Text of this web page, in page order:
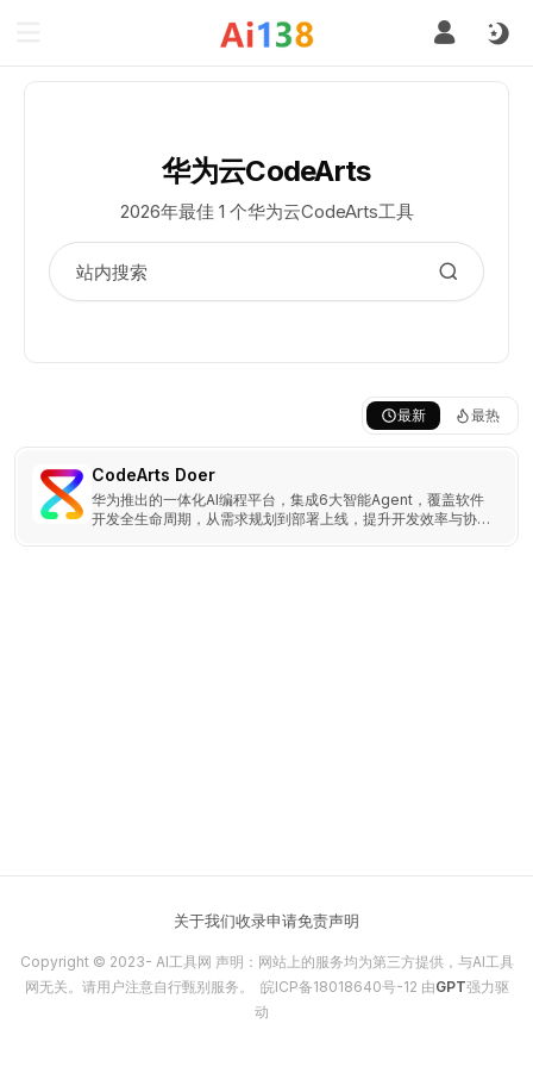
华为云CodeArts
2026年最佳 1 个华为云CodeArts工具
最新 最热
CodeArts Doer
华为推出的一体化AI编程平台，集成6大智能Agent，覆盖软件
开发全生命周期，从需求规划到部署上线，提升开发效率与协作
关于我们收录申请免责声明
Copyright © 2023- AI工具网 声明：网站上的服务均为第三方提供，与AI工具
网无关。请用户注意自行甄别服务。 皖ICP备18018640号-12 由GPT强力驱
动